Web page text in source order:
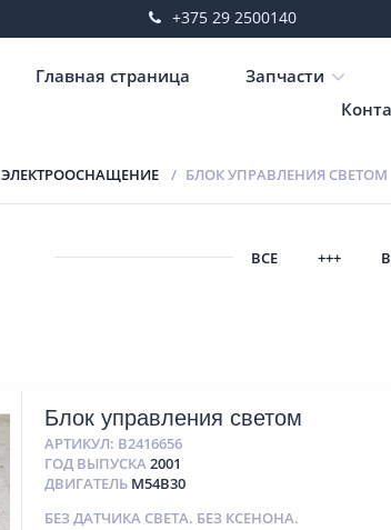
+375 29 2500140
Главная страница Запчасти
ЭЛЕКТРООСНАЩЕНИЕ БЛОК УПРАВЛЕНИЯ СВЕТОМ
ВСЕ +++
Блок управления светом
АРТИКУЛ: B2416656
ГОД ВЫПУСКА2001
ДВИГАТЕЛЬ M54B30
БЕЗ ДАТЧИКА СВЕТА. БЕЗ КСЕНОНА.